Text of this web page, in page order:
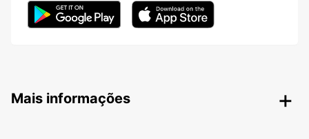
Mais informações